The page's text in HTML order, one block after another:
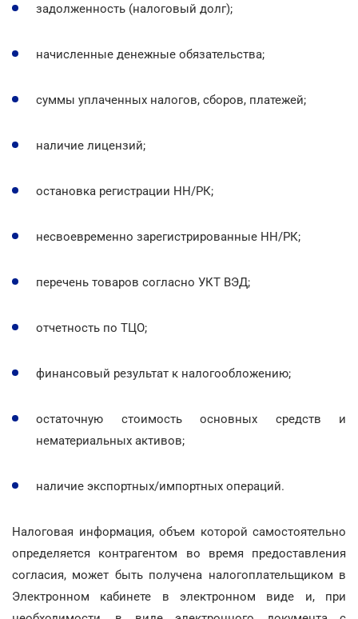
задолженность (налоговый долг);
начисленные денежные обязательства;
суммы уплаченных налогов, сборов, платежей;
наличие лицензий;
остановка регистрации НН/РК;
несвоевременно зарегистрированные НН/РК;
перечень товаров согласно УКТ ВЭД;
отчетность по ТЦО;
финансовый результат к налогообложению;
остаточную стоимость основных средств и
нематериальных активов;
наличие экспортных/импортных операций.
Налоговая информация, объем которой самостоятельно
определяется контрагентом во время предоставления
согласия, может быть получена налогоплательщиком в
Электронном кабинете в электронном виде и, при